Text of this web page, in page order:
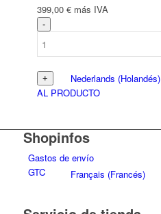
Nederlands (Holandés)
Français (Francés)
399,00 € más IVA
AL PRODUCTO
Shopinfos
Gastos de envío
GTC